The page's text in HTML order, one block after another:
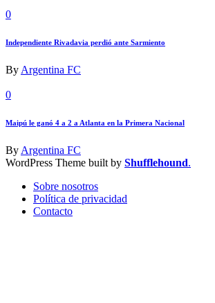
0
Independiente Rivadavia perdió ante Sarmiento
By Argentina FC
0
Maipú le ganó 4 a 2 a Atlanta en la Primera Nacional
By Argentina FC
WordPress Theme built by Shufflehound.
Sobre nosotros
Política de privacidad
Contacto